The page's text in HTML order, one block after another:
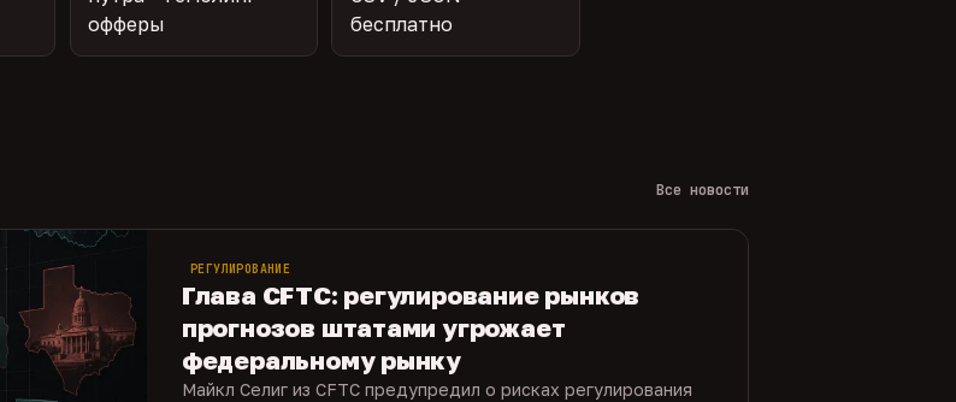
офферы
бесплатно
Все новости
РЕГУЛИРОВАНИЕ
Глава CFTC: регулирование рынков
прогнозов штатами угрожает
федеральному рынку
Майкл Селиг из CFTC предупредил о рисках регулирования